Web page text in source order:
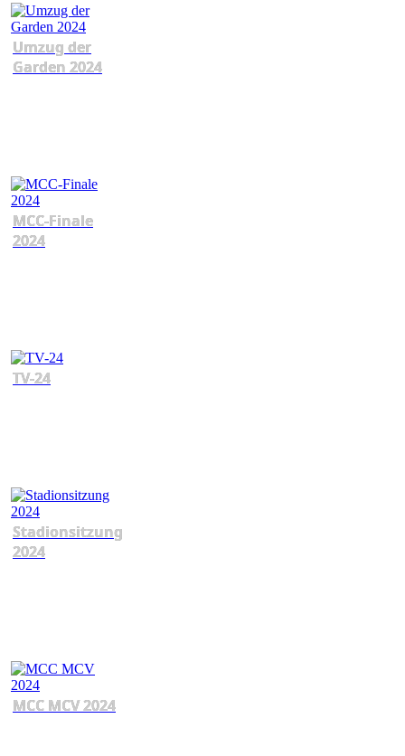
Umzug der
Garden 2024
MCC-Finale
2024
TV-24
Stadionsitzung
2024
MCC MCV 2024